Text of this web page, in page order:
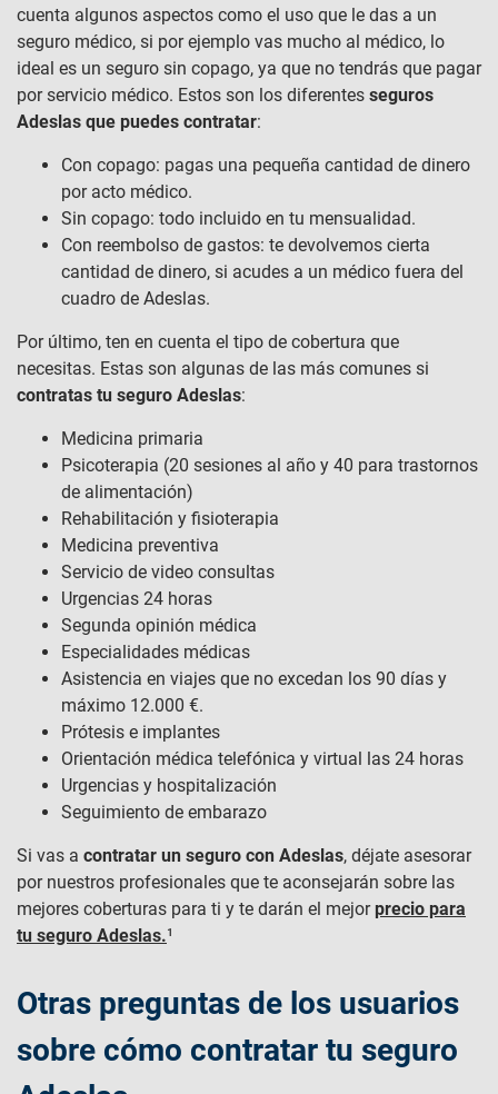
cuenta algunos aspectos como el uso que le das a un
seguro médico, si por ejemplo vas mucho al médico, lo
ideal es un seguro sin copago, ya que no tendrás que pagar
por servicio médico. Estos son los diferentes seguros
Adeslas que puedes contratar:
Con copago: pagas una pequeña cantidad de dinero
por acto médico.
Sin copago: todo incluido en tu mensualidad.
Con reembolso de gastos: te devolvemos cierta
cantidad de dinero, si acudes a un médico fuera del
cuadro de Adeslas.
Por último, ten en cuenta el tipo de cobertura que
necesitas. Estas son algunas de las más comunes si
contratas tu seguro Adeslas:
Medicina primaria
Psicoterapia (20 sesiones al año y 40 para trastornos
de alimentación)
Rehabilitación y fisioterapia
Medicina preventiva
Servicio de video consultas
Urgencias 24 horas
Segunda opinión médica
Especialidades médicas
Asistencia en viajes que no excedan los 90 días y
máximo 12.000 €.
Prótesis e implantes
Orientación médica telefónica y virtual las 24 horas
Urgencias y hospitalización
Seguimiento de embarazo
Si vas a contratar un seguro con Adeslas, déjate asesorar
por nuestros profesionales que te aconsejarán sobre las
mejores coberturas para ti y te darán el mejor precio para
tu seguro Adeslas.¹
Otras preguntas de los usuarios
sobre cómo contratar tu seguro